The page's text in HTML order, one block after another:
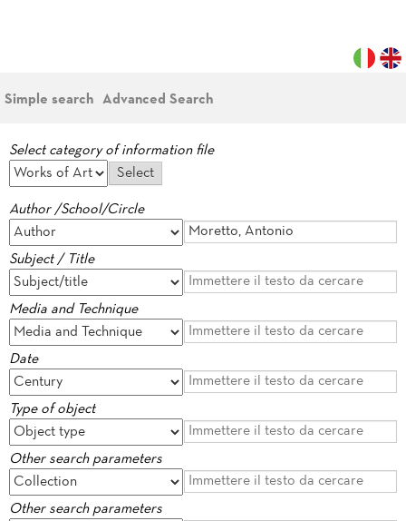
Simple search Advanced Search
Select category of information file
Author /School/Circle
Subject / Title
Media and Technique
Date
Type of object
Other search parameters
Other search parameters